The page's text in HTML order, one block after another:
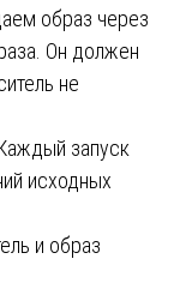
образ через
Он должен
не
запуск
исходных
и образ